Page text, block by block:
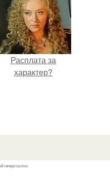
Расплата за
характер?
гиперссылки.